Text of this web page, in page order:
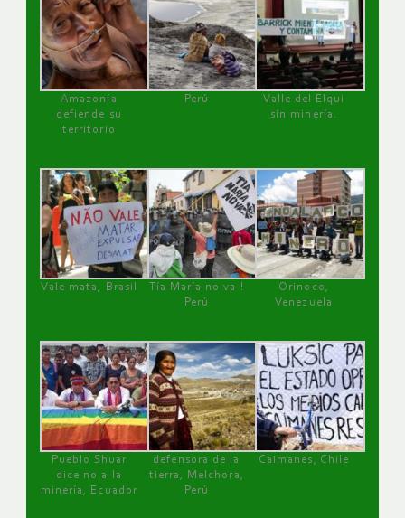
Amazonía
defiende su
territorio
Perú
Valle del Elqui
sin minería.
Vale mata, Brasil
Tía María no va !
Perú
Orinoco,
Venezuela
Pueblo Shuar
dice no a la
minería, Ecuador
defensora de la
tierra, Melchora,
Perú
Caimanes, Chile